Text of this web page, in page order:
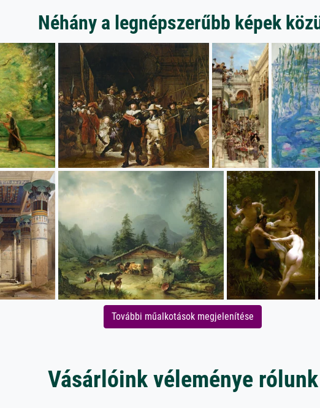
Néhány a legnépszerűbb képek
További műalkotások megjelenítése
Vásárlóink véleménye rólunk